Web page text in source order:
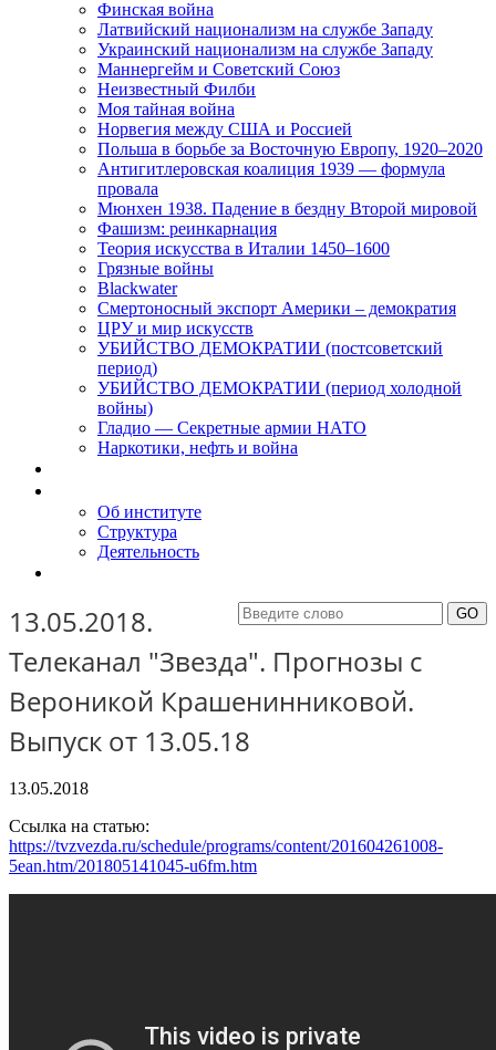
Финская война
Латвийский национализм на службе Западу
Украинский национализм на службе Западу
Маннергейм и Советский Союз
Неизвестный Филби
Моя тайная война
Норвегия между США и Россией
Польша в борьбе за Восточную Европу, 1920–2020
Антигитлеровская коалиция 1939 — формула
провала
Мюнхен 1938. Падение в бездну Второй мировой
Фашизм: реинкарнация
Теория искусства в Италии 1450–1600
Грязные войны
Blackwater
Смертоносный экспорт Америки – демократия
ЦРУ и мир искусств
УБИЙСТВО ДЕМОКРАТИИ (постсоветский
период)
УБИЙСТВО ДЕМОКРАТИИ (период холодной
войны)
Гладио — Секретные армии НАТО
Наркотики, нефть и война
Об институте
Структура
Деятельность
13.05.2018.
Телеканал "Звезда". Прогнозы с
Вероникой Крашенинниковой.
Выпуск от 13.05.18
13.05.2018
Ссылка на статью:
https://tvzvezda.ru/schedule/programs/content/201604261008-
5ean.htm/201805141045-u6fm.htm